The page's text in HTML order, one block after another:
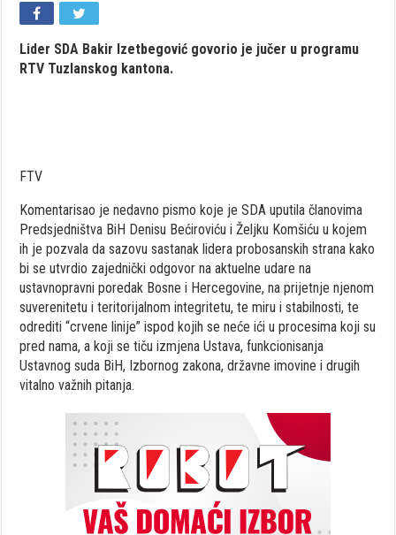
Lider SDA Bakir Izetbegović govorio je jučer u programu
RTV Tuzlanskog kantona.
FTV
Komentarisao je nedavno pismo koje je SDA uputila članovima
Predsjedništva BiH Denisu Bećiroviću i Željku Komšiću u kojem
ih je pozvala da sazovu sastanak lidera probosanskih strana kako
bi se utvrdio zajednički odgovor na aktuelne udare na
ustavnopravni poredak Bosne i Hercegovine, na prijetnje njenom
suverenitetu i teritorijalnom integritetu, te miru i stabilnosti, te
odrediti “crvene linije” ispod kojih se neće ići u procesima koji su
pred nama, a koji se tiču izmjena Ustava, funkcionisanja
Ustavnog suda BiH, Izbornog zakona, državne imovine i drugih
vitalno važnih pitanja.